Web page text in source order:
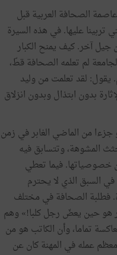
الصحافة العربية قبل
تربينا عليها. في هذه السيرة
آخر. كيف يمنح الكبار
لم تعلمه الصحافة قطّ،
يقول: لقد تعلمت من وليد
بدون ابتذال وبدون انزلاق
جزءا من الماضي الغابر في زمن
المشوهة، وتتسابق فيه
خصوصياتها. فيما تعطي
السبق الذي لا يحترم
فطلبة الصحافة في مختلف
هو حين يعضّ رجل كلبا!» وهم
تماما، وأن الكاتب هو من
عمله في المهنة كان عن